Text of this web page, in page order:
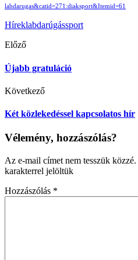
labdarugas&catid=271:diaksport&Itemid=61
Híreklabdarúgássport
Előző
Újabb gratuláció
Következő
Két közlekedéssel kapcsolatos hír
Vélemény, hozzászólás?
Az e-mail címet nem tesszük közzé.
karakterrel jelöltük
Hozzászólás *